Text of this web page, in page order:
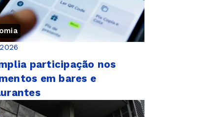
participação nos
em bares e